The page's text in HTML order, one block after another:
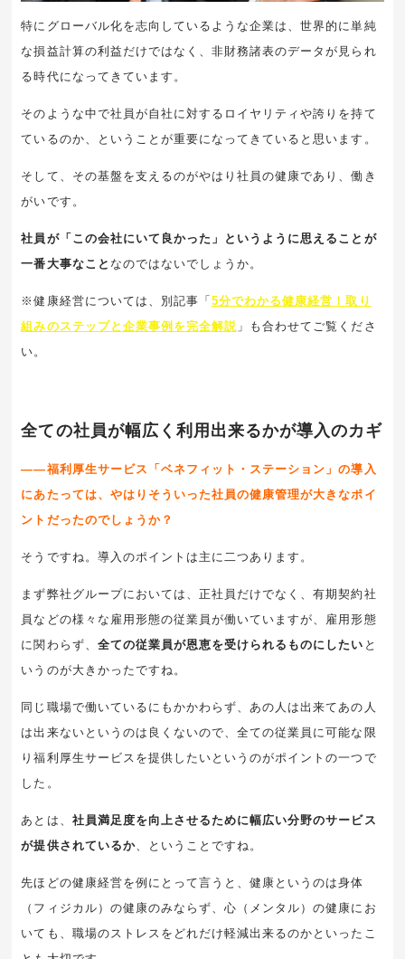
特にグローバル化を志向しているような企業は、世界的に単純
な損益計算の利益だけではなく、非財務諸表のデータが見られ
る時代になってきています。
そのような中で社員が自社に対するロイヤリティや誇りを持て
ているのか、ということが重要になってきていると思います。
そして、その基盤を支えるのがやはり社員の健康であり、働き
がいです。
社員が「この会社にいて良かった」というように思えることが
一番大事なこと なのではないでしょうか。
※健康経営については、別記事「5分でわかる健康経営！取り
組みのステップと企業事例を完全解説 」も合わせてご覧くださ
い。
全ての社員が幅広く利用出来るかが導入のカギ
――福利厚生サービス「ベネフィット・ステーション」の導入
にあたっては、やはりそういった社員の健康管理が大きなポイ
ントだったのでしょうか？
そうですね。導入のポイントは主に二つあります。
まず弊社グループにおいては、正社員だけでなく、有期契約社
員などの様々な雇用形態の従業員が働いていますが、雇用形態
に関わらず、 全ての従業員が恩恵を受けられるものにしたい と
いうのが大きかったですね。
同じ職場で働いているにもかかわらず、あの人は出来てあの人
は出来ないというのは良くないので、全ての従業員に可能な限
り福利厚生サービスを提供したいというのがポイントの一つで
した。
あとは、 社員満足度を向上させるために幅広い分野のサービス
が提供されているか、ということですね。
先ほどの健康経営を例にとって言うと、健康というのは身体
（フィジカル）の健康のみならず、心（メンタル）の健康にお
いても、職場のストレスをどれだけ軽減出来るのかといったこ